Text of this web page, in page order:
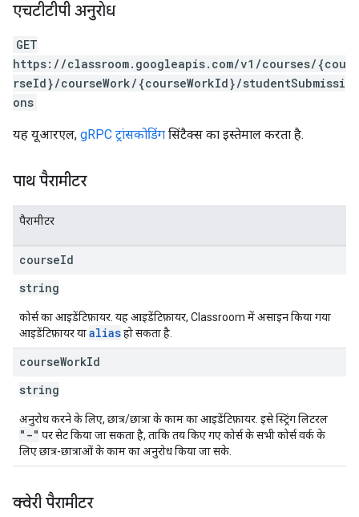
एचटीटीपी अनुरोध
GET
https://classroom.googleapis.com/v1/courses/{cou
rseId}/courseWork/{courseWorkId}/studentSubmissi
ons
यह यूआरएल, gRPC ट्रांसकोडिंग सिंटैक्स का इस्तेमाल करता है.
पाथ पैरामीटर
पैरामीटर
courseId
string
कोर्स का आइडेंटिफ़ायर. यह आइडेंटिफ़ायर, Classroom में असाइन किया गया
आइडेंटिफ़ायर याaliasहो सकता है.
courseWorkId
string
अनुरोध करने के लिए, छात्र/छात्रा के काम का आइडेंटिफ़ायर. इसे स्ट्रिंग लिटरल
"-" पर सेट किया जा सकता है, ताकि तय किए गए कोर्स के सभी कोर्स वर्क के
लिए छात्र-छात्राओं के काम का अनुरोध किया जा सके.
क्वेरी पैरामीटर